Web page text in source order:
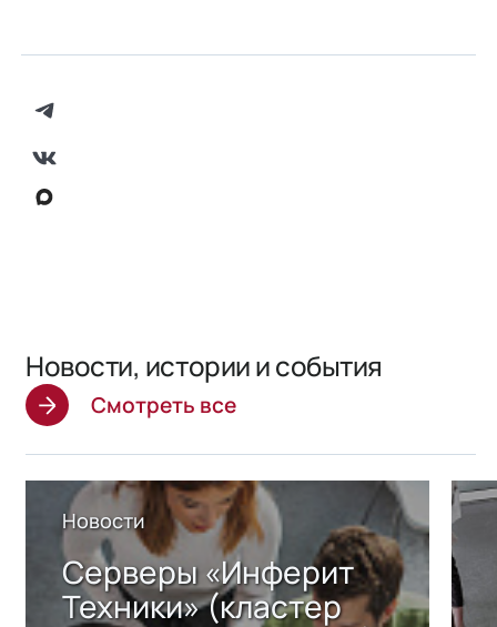
Новости, истории и события
Смотреть все
Новости
Серверы «Инферит
Техники» (кластер